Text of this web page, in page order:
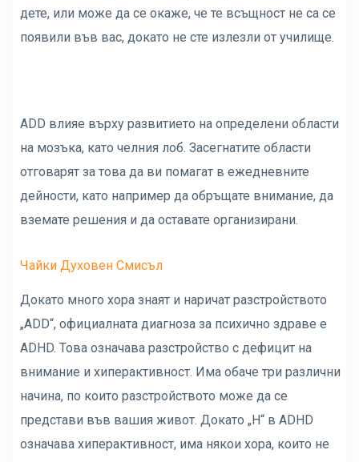
дете, или може да се окаже, че те всъщност не са се
появили във вас, докато не сте излезли от училище.
ADD влияе върху развитието на определени области
на мозъка, като челния лоб. Засегнатите области
отговарят за това да ви помагат в ежедневните
дейности, като например да обръщате внимание, да
вземате решения и да оставате организирани.
Чайки Духовен Смисъл
Докато много хора знаят и наричат ​​разстройството
„ADD“, официалната диагноза за психично здраве е
ADHD. Това означава разстройство с дефицит на
внимание и хиперактивност. Има обаче три различни
начина, по които разстройството може да се
представи във вашия живот. Докато „H“ в ADHD
означава хиперактивност, има някои хора, които не